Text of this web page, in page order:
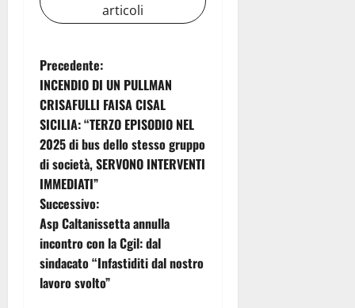
articoli
N
a
v
i
g
a
z
Precedente:
INCENDIO DI UN PULLMAN
CRISAFULLI FAISA CISAL
SICILIA: “TERZO EPISODIO NEL
2025 di bus dello stesso gruppo
di società, SERVONO INTERVENTI
IMMEDIATI”
Successivo:
Asp Caltanissetta annulla
incontro con la Cgil: dal
sindacato “Infastiditi dal nostro
lavoro svolto”